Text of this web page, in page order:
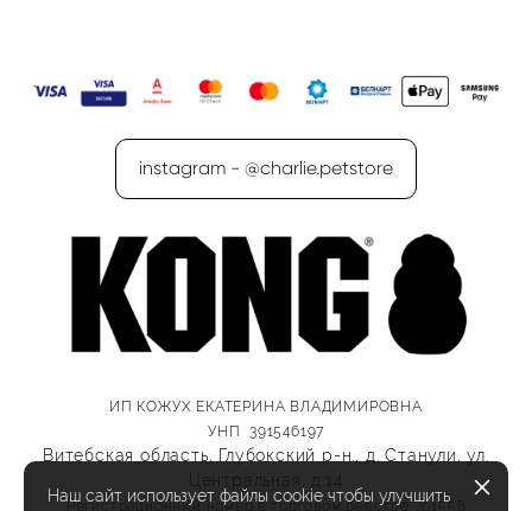
instagram - @charlie.petstore
ИП КОЖУХ ЕКАТЕРИНА ВЛАДИМИРОВНА
УНП 391546197
Витебская область, Глубокский р-н., д. Станули, ул.
Центральная, д.14
Регистрационный номер в торговом реестре 761558
Наш сайт использует файлы cookie чтобы улучшить